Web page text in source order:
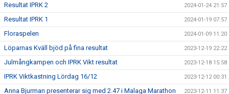
Resultat IPRK 2 2024-01-24 21:57
Resultat IPRK 1 2024-01-19 07:57
Floraspelen 2024-01-09 11:20
Löparnas Kväll bjöd på fina resultat 2023-12-19 22:22
Julmångkampen och IPRK Vikt resultat 2023-12-18 15:58
IPRK Viktkastning Lördag 16/12 2023-12-12 00:31
Anna Bjurman presenterar sig med 2.47 i Malaga Marathon 2023-12-11 11:37